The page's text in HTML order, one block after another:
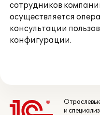
сотрудников
осуществляется
консультации
конфигурации.
и